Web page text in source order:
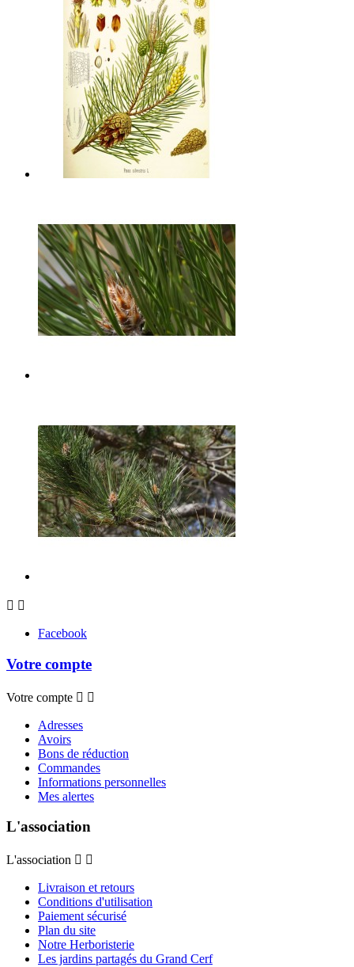
 
Facebook
Votre compte
Votre compte  
Adresses
Avoirs
Bons de réduction
Commandes
Informations personnelles
Mes alertes
L'association
L'association  
Livraison et retours
Conditions d'utilisation
Paiement sécurisé
Plan du site
Notre Herboristerie
Les jardins partagés du Grand Cerf